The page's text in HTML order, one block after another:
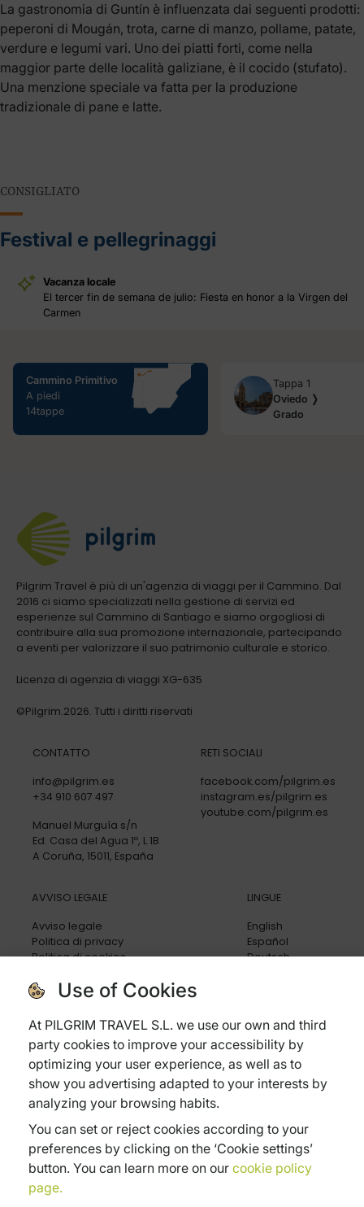
La gastronomia di Guntín è influenzata dai seguenti prodotti:
peperoni di Mougán, trota, carne di manzo, pollame, patate,
verdure e legumi vari. Uno dei piatti forti, come nella
maggior parte delle località galiziane, è il cocido (stufato).
Una menzione speciale va fatta per la produzione
tradizionale di pane e latte.
CONSIGLIATO
Festival e pellegrinaggi
Vacanza locale
El tercer fin de semana de julio: Fiesta en honor a la Virgen del
Carmen
Cammino Primitivo
A piedi
14tappe
Tappa 1
Oviedo ❭
Grado
Pilgrim Travel è più di un'agenzia di viaggi per il Cammino. Dal
2016 ci siamo specializzati nella gestione di servizi ed
esperienze sul Cammino di Santiago e siamo orgogliosi di
contribuire alla sua promozione internazionale, partecipando
a eventi per valorizzare il suo patrimonio culturale e storico.
Licenza di agenzia di viaggi XG-635
©Pilgrim.2026. Tutti i diritti riservati
CONTATTO
info@pilgrim.es
+34 910 607 497
Manuel Murguía s/n
Ed. Casa del Agua 1º, L 1B
A Coruña, 15011, España
RETI SOCIALI
facebook.com/pilgrim.es
instagram.es/pilgrim.es
youtube.com/pilgrim.es
AVVISO LEGALE
Avviso legale
Politica di privacy
Politica di cookies
Politica di cancellazione
Assicurazione di viaggio
Domande frequenti
LINGUE
English
Español
Deutsch
Subvenciones:
Xpande Digital Pyme Digital Pyme Innova
Use of Cookies
At PILGRIM TRAVEL S.L. we use our own and third
party cookies to improve your accessibility by
optimizing your user experience, as well as to
show you advertising adapted to your interests by
analyzing your browsing habits.
You can set or reject cookies according to your
preferences by clicking on the ‘Cookie settings’
button. You can learn more on our cookie policy
page.